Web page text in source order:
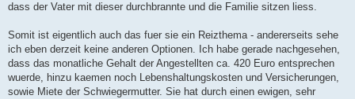
dass der Vater mit dieser durchbrannte und die Familie sitzen liess.
Somit ist eigentlich auch das fuer sie ein Reizthema - andererseits sehe
ich eben derzeit keine anderen Optionen. Ich habe gerade nachgesehen,
dass das monatliche Gehalt der Angestellten ca. 420 Euro entsprechen
wuerde, hinzu kaemen noch Lebenshaltungskosten und Versicherungen,
sowie Miete der Schwiegermutter. Sie hat durch einen ewigen, sehr